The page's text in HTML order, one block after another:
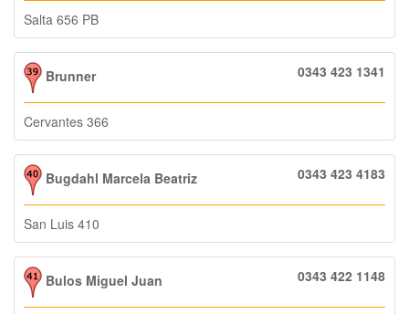
Salta 656 PB
Brunner 0343 423 1341
Cervantes 366
Bugdahl Marcela Beatriz 0343 423 4183
San Luis 410
Bulos Miguel Juan 0343 422 1148